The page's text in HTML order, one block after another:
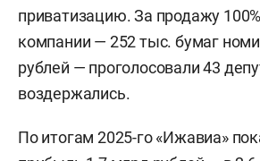
приватизацию. За продажу
компании — 252 тыс. бумаг
рублей — проголосовали 43
воздержались.
По итогам 2025-го «Ижавиа»